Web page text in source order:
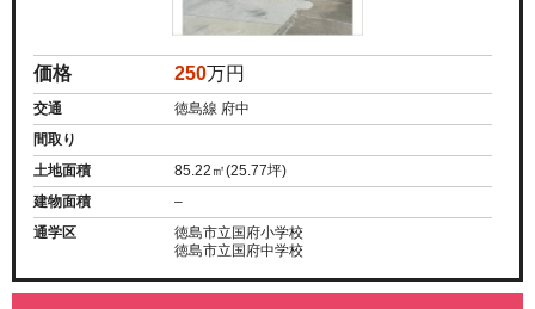
価格 250万円
交通
徳島線 府中
間取り
土地面積
85.22㎡(25.77坪)
建物面積
–
通学区
徳島市立国府小学校
徳島市立国府中学校